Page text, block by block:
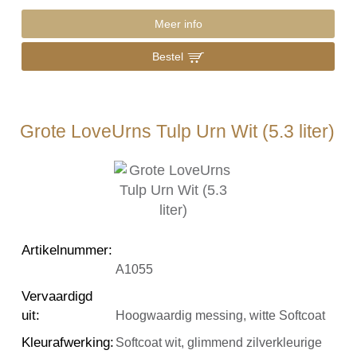
Meer info
Bestel
Grote LoveUrns Tulp Urn Wit (5.3 liter)
Artikelnummer:
A1055
Vervaardigd
uit: Hoogwaardig messing, witte Softcoat
Kleurafwerking: Softcoat wit, glimmend zilverkleurige